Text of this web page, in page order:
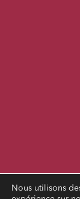
Nous utilisons